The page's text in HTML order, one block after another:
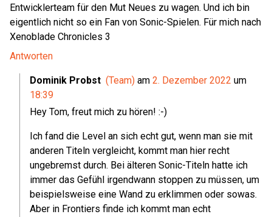
Entwicklerteam für den Mut Neues zu wagen. Und ich bin
eigentlich nicht so ein Fan von Sonic-Spielen. Für mich nach
Xenoblade Chronicles 3
Antworten
Dominik Probst (Team) am 2. Dezember 2022 um
18:39
Hey Tom, freut mich zu hören! :-)
Ich fand die Level an sich echt gut, wenn man sie mit
anderen Titeln vergleicht, kommt man hier recht
ungebremst durch. Bei älteren Sonic-Titeln hatte ich
immer das Gefühl irgendwann stoppen zu müssen, um
beispielsweise eine Wand zu erklimmen oder sowas.
Aber in Frontiers finde ich kommt man echt